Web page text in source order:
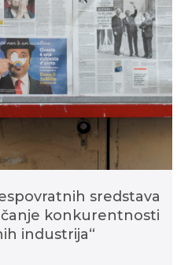
sredstava
konkurentnosti
industrija“